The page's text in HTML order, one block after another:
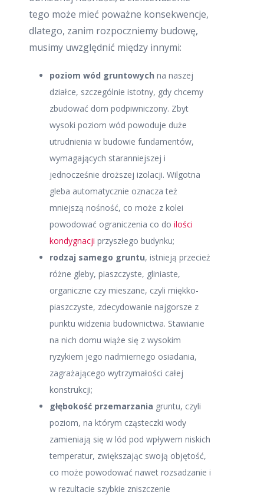
tego może mieć poważne konsekwencje,
dlatego, zanim rozpoczniemy budowę,
musimy uwzględnić między innymi:
poziom wód gruntowych na naszej
działce, szczególnie istotny, gdy chcemy
zbudować dom podpiwniczony. Zbyt
wysoki poziom wód powoduje duże
utrudnienia w budowie fundamentów,
wymagających staranniejszej i
jednocześnie droższej izolacji. Wilgotna
gleba automatycznie oznacza też
mniejszą nośność, co może z kolei
powodować ograniczenia co do ilości
kondygnacji przyszłego budynku;
rodzaj samego gruntu, istnieją przecież
różne gleby, piaszczyste, gliniaste,
organiczne czy mieszane, czyli miękko-
piaszczyste, zdecydowanie najgorsze z
punktu widzenia budownictwa. Stawianie
na nich domu wiąże się z wysokim
ryzykiem jego nadmiernego osiadania,
zagrażającego wytrzymałości całej
konstrukcji;
głębokość przemarzania gruntu, czyli
poziom, na którym cząsteczki wody
zamieniają się w lód pod wpływem niskich
temperatur, zwiększając swoją objętość,
co może powodować nawet rozsadzanie i
w rezultacie szybkie zniszczenie